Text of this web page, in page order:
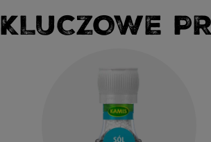
KLUCZOWE